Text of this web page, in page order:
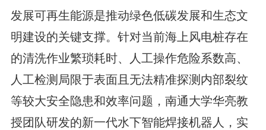
发展可再生能源是推动绿色低碳发展和生态文
明建设的关键支撑。针对当前海上风电桩存在
的清洗作业繁琐耗时、人工操作危险系数高、
人工检测局限于表面且无法精准探测内部裂纹
等较大安全隐患和效率问题，南通大学华亮教
授团队研发的新一代水下智能焊接机器人，实